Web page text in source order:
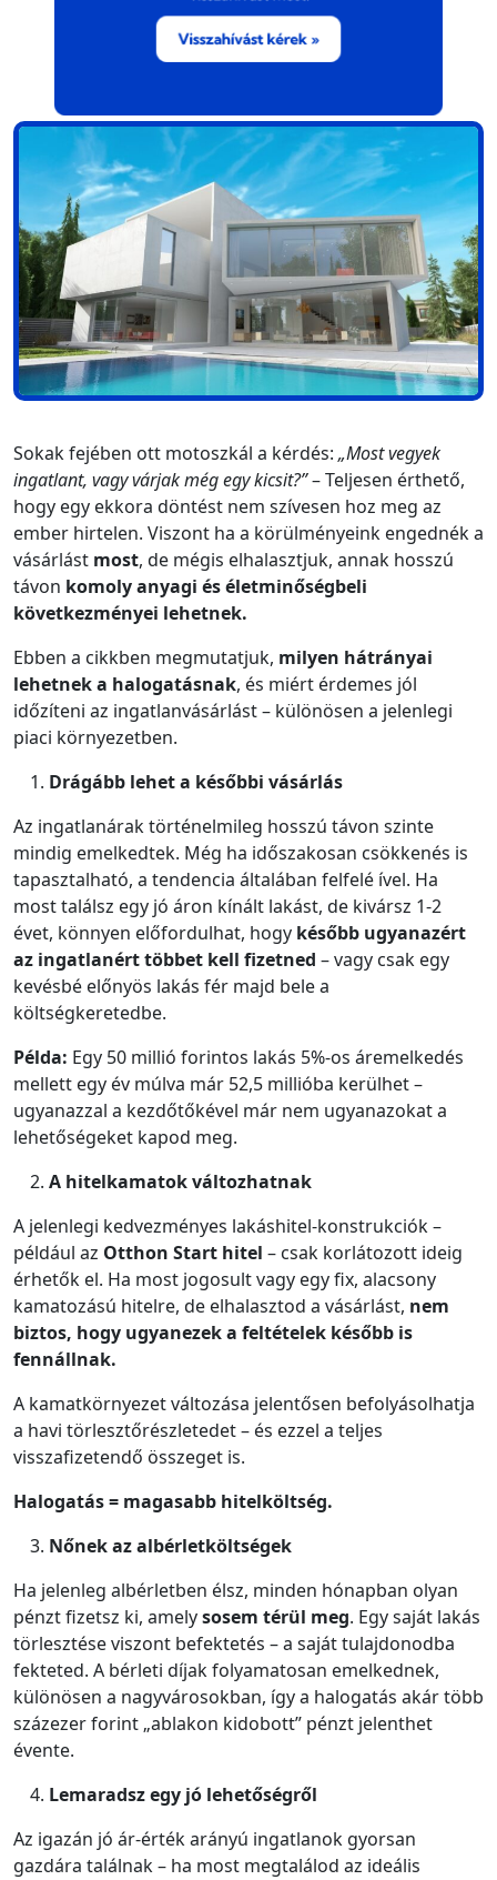
Sokak fejében ott motoszkál a kérdés:„Most vegyek
ingatlant, vagy várjak még egy kicsit?”– Teljesen érthető,
hogy egy ekkora döntést nem szívesen hoz meg az
ember hirtelen. Viszont ha a körülményeink engednék a
vásárlást most, de mégis elhalasztjuk, annak hosszú
távon komoly anyagi és életminőségbeli
következményei lehetnek.
Ebben a cikkben megmutatjuk, milyen hátrányai
lehetnek a halogatásnak, és miért érdemes jól
időzíteni az ingatlanvásárlást – különösen a jelenlegi
piaci környezetben.
Drágább lehet a későbbi vásárlás
Az ingatlanárak történelmileg hosszú távon szinte
mindig emelkedtek. Még ha időszakosan csökkenés is
tapasztalható, a tendencia általában felfelé ível. Ha
most találsz egy jó áron kínált lakást, de kivársz 1-2
évet, könnyen előfordulhat, hogy később ugyanazért
az ingatlanért többet kell fizetned – vagy csak egy
kevésbé előnyös lakás fér majd bele a
költségkeretedbe.
Példa: Egy 50 millió forintos lakás 5%-os áremelkedés
mellett egy év múlva már 52,5 millióba kerülhet –
ugyanazzal a kezdőtőkével már nem ugyanazokat a
lehetőségeket kapod meg.
A hitelkamatok változhatnak
A jelenlegi kedvezményes lakáshitel-konstrukciók –
például az Otthon Start hitel – csak korlátozott ideig
érhetők el. Ha most jogosult vagy egy fix, alacsony
kamatozású hitelre, de elhalasztod a vásárlást, nem
biztos, hogy ugyanezek a feltételek később is
fennállnak.
A kamatkörnyezet változása jelentősen befolyásolhatja
a havi törlesztőrészletedet – és ezzel a teljes
visszafizetendő összeget is.
Halogatás = magasabb hitelköltség.
Nőnek az albérletköltségek
Ha jelenleg albérletben élsz, minden hónapban olyan
pénzt fizetsz ki, amelysosem térül meg. Egy saját lakás
törlesztése viszont befektetés – a saját tulajdonodba
fekteted. A bérleti díjak folyamatosan emelkednek,
különösen a nagyvárosokban, így a halogatás akár több
százezer forint „ablakon kidobott” pénzt jelenthet
évente.
Lemaradsz egy jó lehetőségről
Az igazán jó ár-érték arányú ingatlanok gyorsan
gazdára találnak – ha most megtalálod az ideális